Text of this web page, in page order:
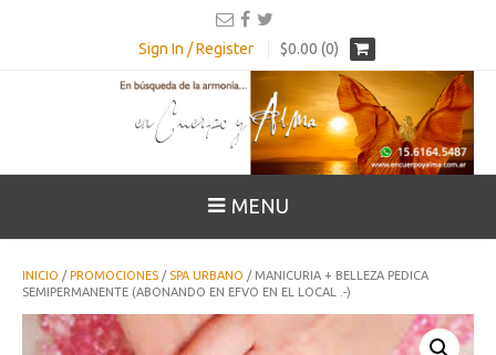
Sign In / Register $0.00 (0)
MENU
INICIO /PROMOCIONES / SPA URBANO / MANICURIA + BELLEZA PEDICA
SEMIPERMANENTE (ABONANDO EN EFVO EN EL LOCAL .-)